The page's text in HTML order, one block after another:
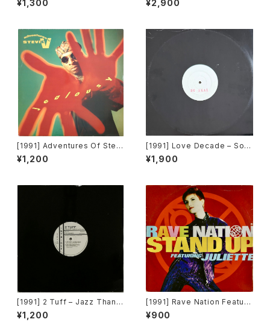
ly Rhythm]
¥1,300 ¥2,900
[1991] Adventures Of Stevi
e V. – Jealousy [Mercury]
¥1,200
[1991] Love Decade – So R
eal [Not On Label][PROM
O]
¥1,900
[1991] 2 Tuff – Jazz Thang
(Remixes) [Intrigue Record
s][PROMO]
¥1,200
[1991] Rave Nation Featuri
ng Juliette – Stand Up [Pul
se-8 Records]
¥900